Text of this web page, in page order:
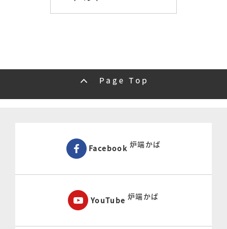
Facebook 炉端かば
YouTube 炉端かば